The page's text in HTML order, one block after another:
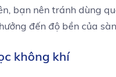
bạn nên tránh dùng
đến độ bền của sàn.
không khí